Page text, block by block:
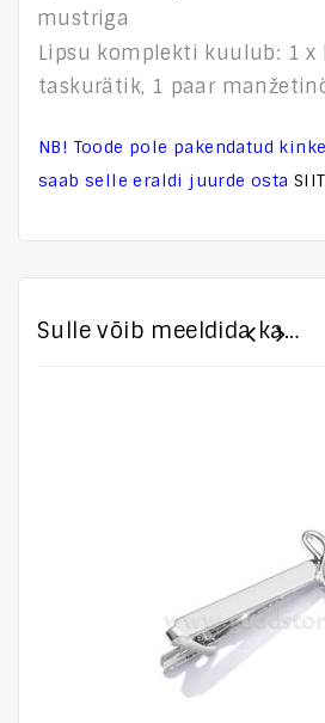
mustriga
Lipsu komplekti kuulub: 1 x
taskurätik, 1 paar
NB! Toode pole pakendatud
saab selle eraldi juurde osta SIIT
Sulle võib meeldida ka…